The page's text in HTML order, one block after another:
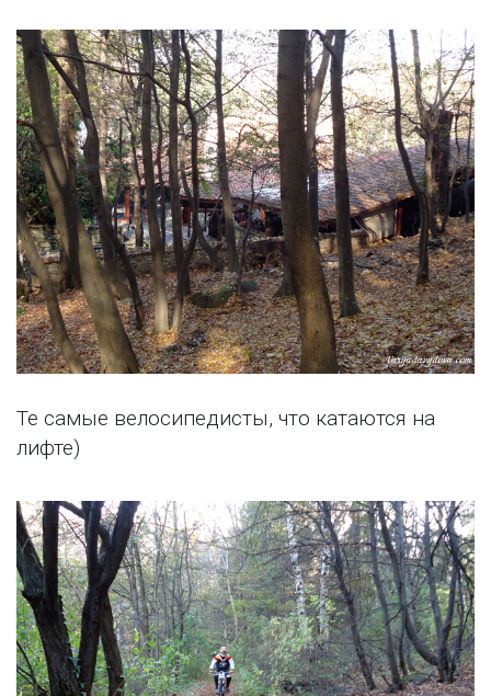
Те самые велосипедисты, что катаются на
лифте)